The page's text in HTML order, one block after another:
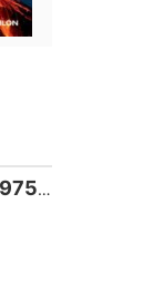
Braun, Christina (1975-)